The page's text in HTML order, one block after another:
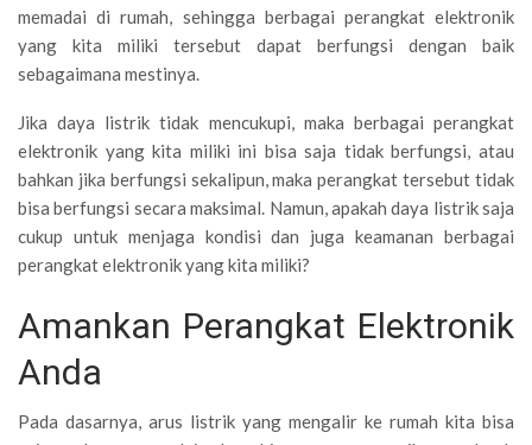
memadai di rumah, sehingga berbagai perangkat elektronik
yang kita miliki tersebut dapat berfungsi dengan baik
sebagaimana mestinya.
Jika daya listrik tidak mencukupi, maka berbagai perangkat
elektronik yang kita miliki ini bisa saja tidak berfungsi, atau
bahkan jika berfungsi sekalipun, maka perangkat tersebut tidak
bisa berfungsi secara maksimal. Namun, apakah daya listrik saja
cukup untuk menjaga kondisi dan juga keamanan berbagai
perangkat elektronik yang kita miliki?
Amankan Perangkat Elektronik
Anda
Pada dasarnya, arus listrik yang mengalir ke rumah kita bisa